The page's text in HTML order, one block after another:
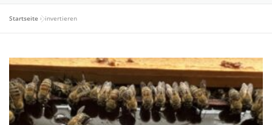
Startseite »invertieren